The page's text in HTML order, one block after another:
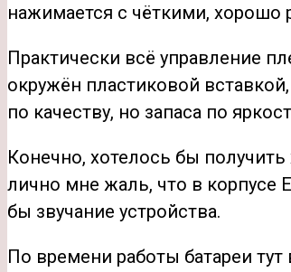
нажимается с чёткими,
Практически всё управление
окружён пластиковой
по качеству, но запаса по
Конечно, хотелось бы
лично мне жаль, что в корпусе
бы звучание устройства.
По времени работы батареи тут